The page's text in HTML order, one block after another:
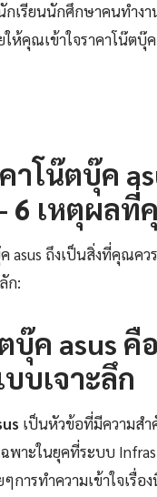
เรียนนักศึกษาคนทำง
ห้คุณเข้าใจราคาโน๊ตบุ๊
าโน๊ตบุ๊ค
6 เหตุผลที่
asus ถึงเป็นสิ่งที่คุณคว
ก:
บุ๊ค asus คื
บเจาะลึก
เป็นหัวข้อที่มีความสำ
ฉพาะในยุคที่ระบบ
การทำความเข้าใจเรื่อ